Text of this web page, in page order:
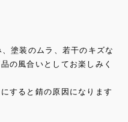
塗装のムラ、若干のキズな
の風合いとしてお楽しみく
すると錆の原因になります